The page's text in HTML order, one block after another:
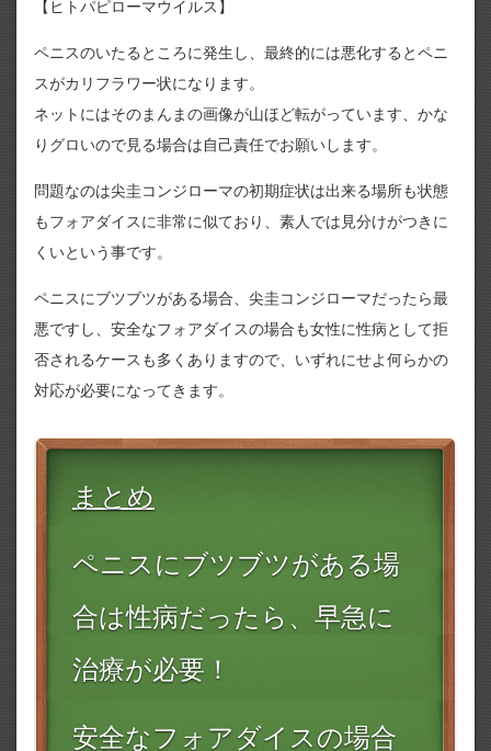
【ヒトパピローマウイルス】
ペニスのいたるところに発生し、最終的には悪化するとペニ
スがカリフラワー状になります。
ネットにはそのまんまの画像が山ほど転がっています、かな
りグロいので見る場合は自己責任でお願いします。
問題なのは尖圭コンジローマの初期症状は出来る場所も状態
もフォアダイスに非常に似ており、素人では見分けがつきに
くいという事です。
ペニスにブツブツがある場合、尖圭コンジローマだったら最
悪ですし、安全なフォアダイスの場合も女性に性病として拒
否されるケースも多くありますので、いずれにせよ何らかの
対応が必要になってきます。
まとめ
ペニスにブツブツがある場
合は性病だったら、早急に
治療が必要！
安全なフォアダイスの場合